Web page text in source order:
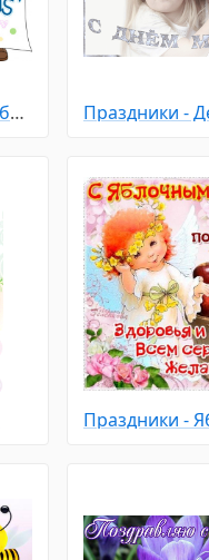
Праздники - День бабушек и дедушек